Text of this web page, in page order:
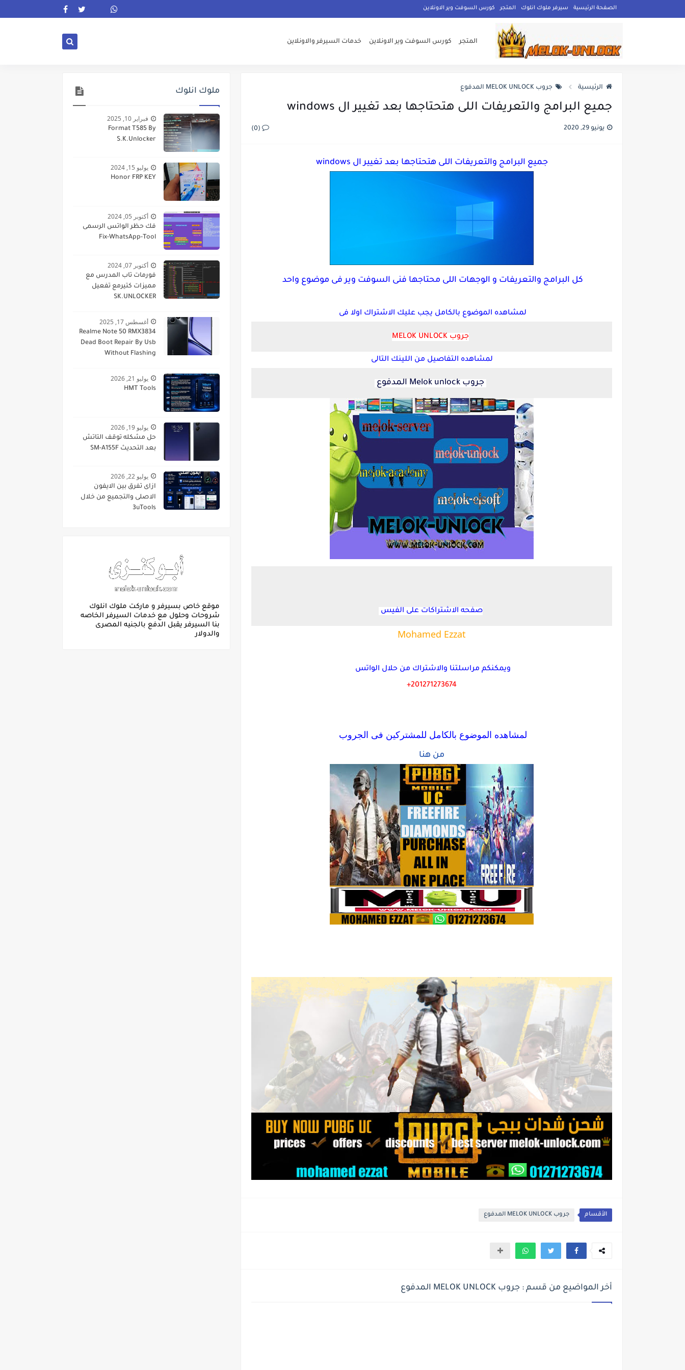
الصفحة الرئيسية سيرفر ملوك انلوك المتجر كورس السوفت وير الاونلاين
المتجر كورس السوفت وير الاونلاين خدمات السيرفر والاونلاين
الرئيسية جروب MELOK UNLOCK المدفوع
جميع البرامج والتعريفات اللى هتحتاجها بعد تغيير ال windows
يونيو 29, 2020 (0)
جميع البرامج والتعريفات اللى هتحتاجها بعد تغيير ال windows
كل البرامج والتعريفات و الوجهات اللى محتاجها فنى السوفت وير فى موضوع واحد
لمشاهده الموضوع بالكامل يجب عليك الاشتراك اولا فى
جروب MELOK UNLOCK
لمشاهده التفاصيل من اللينك التالى
جروب Melok unlock المدفوع
صفحه الاشتراكات على الفيس
Mohamed Ezzat
ويمكنكم مراسلتنا والاشتراك من حلال الواتس
201271273674+
لمشاهده الموضوع بالكامل للمشتركين فى الجروب
من هنا
الأقسام جروب MELOK UNLOCK المدفوع
أخر المواضيع من قسم : جروب MELOK UNLOCK المدفوع
ملوك انلوك
فبراير 10, 2025
Format T585 By
S.K.Unlocker
يوليو 15, 2024
Honor FRP KEY
أكتوبر 05, 2024
فك حظر الواتس الرسمى
Fix-WhatsApp-Tool
أكتوبر 07, 2024
فورمات تاب المدرس مع
مميزات كتيرمع تفعيل
SK.UNLOCKER
أغسطس 17, 2025
Realme Note 50 RMX3834
Dead Boot Repair By Usb
Without Flashing
يوليو 21, 2026
HMT Tools
يوليو 19, 2026
حل مشكله توقف التاتش
بعد التحديث SM-A155F
يوليو 22, 2026
ازاى تفرق بين الايفون
الاصلى والتجميع من خلال
3uTools
موقع خاص بسيرفر و ماركت ملوك انلوك
شروحات وحلول مع خدمات السيرفر الخاصه
بنا السيرفر يقبل الدفع بالجنيه المصرى
والدولار